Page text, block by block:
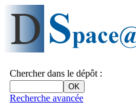
Chercher dans le dépôt :
Recherche avancée